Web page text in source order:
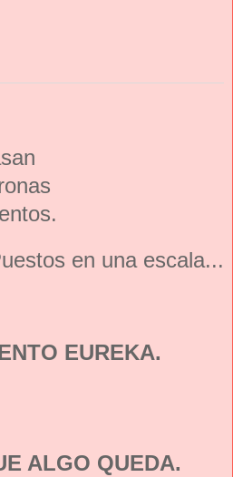
en una escala...
EUREKA.
ALGO QUEDA.